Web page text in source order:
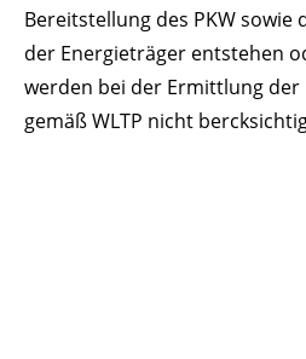
Bereitstellung des PKW sowie
der Energieträger entstehen
werden bei der Ermittlung der
gemäß WLTP nicht